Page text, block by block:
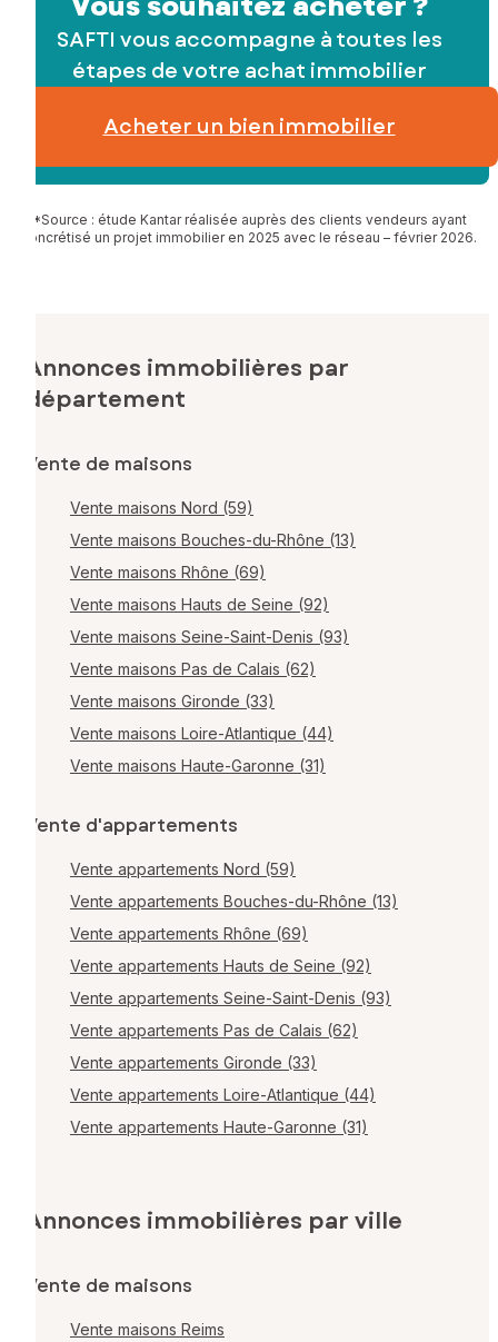
SAFTI vous accompagne à toutes les
étapes de votre achat immobilier
Acheter un bien immobilier
*Source : étude Kantar réalisée auprès des clients vendeurs ayant
concrétisé un projet immobilier en 2025 avec le réseau – février 2026.
Annonces immobilières par
département
Vente de maisons
Vente maisons Nord (59)
Vente maisons Bouches-du-Rhône (13)
Vente maisons Rhône (69)
Vente maisons Hauts de Seine (92)
Vente maisons Seine-Saint-Denis (93)
Vente maisons Pas de Calais (62)
Vente maisons Gironde (33)
Vente maisons Loire-Atlantique (44)
Vente maisons Haute-Garonne (31)
Vente d'appartements
Vente appartements Nord (59)
Vente appartements Bouches-du-Rhône (13)
Vente appartements Rhône (69)
Vente appartements Hauts de Seine (92)
Vente appartements Seine-Saint-Denis (93)
Vente appartements Pas de Calais (62)
Vente appartements Gironde (33)
Vente appartements Loire-Atlantique (44)
Vente appartements Haute-Garonne (31)
Annonces immobilières par ville
Vente de maisons
Vente maisons Reims